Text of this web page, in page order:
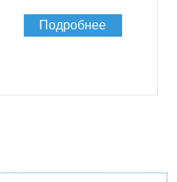
Подробнее